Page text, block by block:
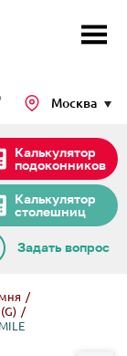
Калькулятор
столешниц
Калькулятор
подоконников
Москва
Задать вопрос
/
/